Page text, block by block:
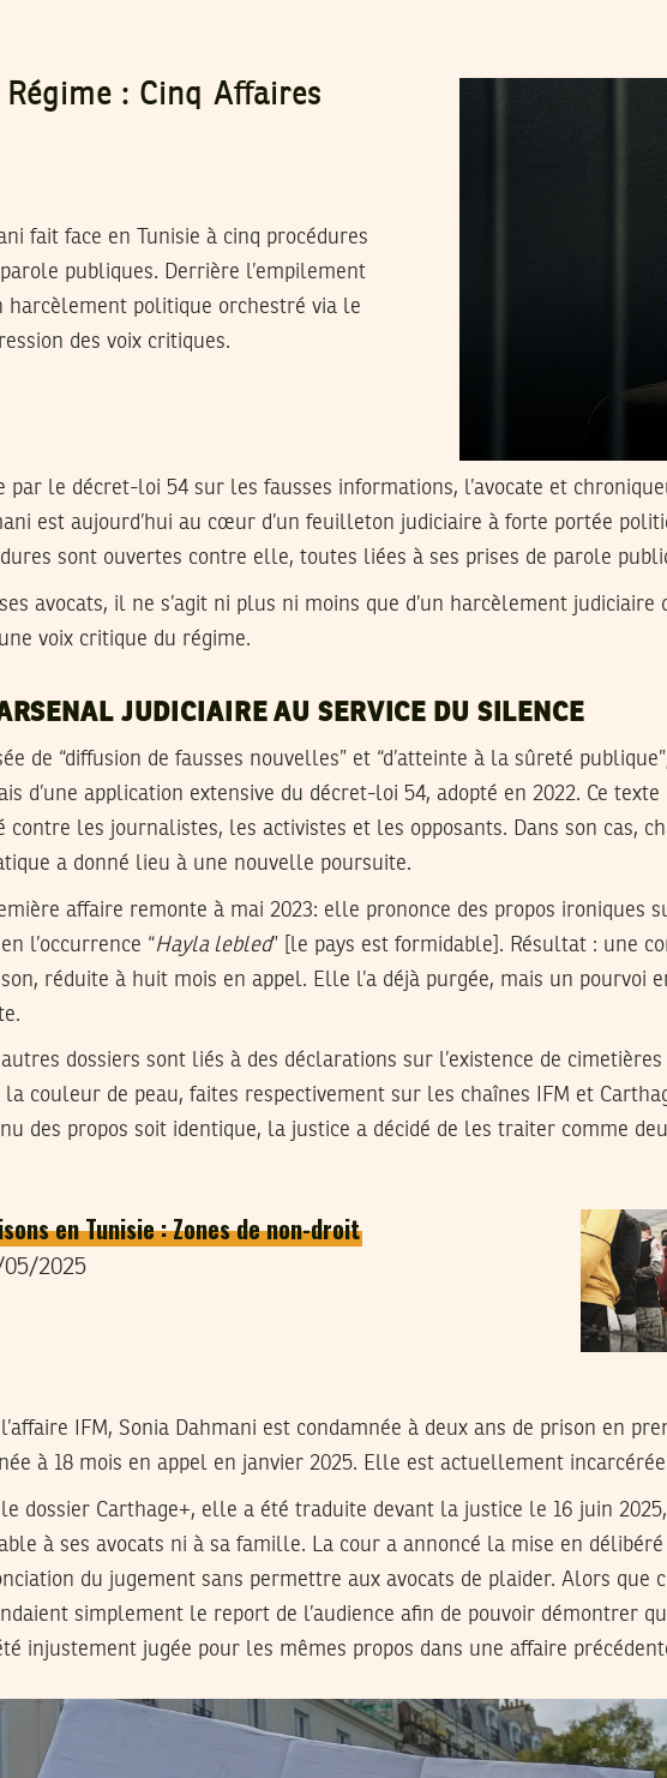
: Cinq Affaires
fait face en Tunisie à cinq procédures
publiques. Derrière l’empilement
harcèlement politique orchestré via le
des voix critiques.
par le décret-loi 54 sur les fausses informations, l’avocate et
est aujourd’hui au cœur d’un feuilleton judiciaire à forte portée
sont ouvertes contre elle, toutes liées à ses prises de parole
avocats, il ne s’agit ni plus ni moins que d’un harcèlement
voix critique du régime.
JUDICIAIRE AU SERVICE DU SILENCE
de “diffusion de fausses nouvelles” et “d’atteinte à la sûreté
d’une application extensive du décret-loi 54, adopté en 2022. Ce
contre les journalistes, les activistes et les opposants. Dans son cas,
a donné lieu à une nouvelle poursuite.
affaire remonte à mai 2023: elle prononce des propos ironiques
l’occurrence “Hayla lebled” [le pays est formidable]. Résultat : une
réduite à huit mois en appel. Elle l’a déjà purgée, mais un pourvoi
autres dossiers sont liés à des déclarations sur l’existence de
la couleur de peau, faites respectivement sur les chaînes IFM et
des propos soit identique, la justice a décidé de les traiter comme
en Tunisie : Zones de non-droit
2025
l’affaire IFM, Sonia Dahmani est condamnée à deux ans de prison en
à 18 mois en appel en janvier 2025. Elle est actuellement
le dossier Carthage+, elle a été traduite devant la justice le 16 juin
à ses avocats ni à sa famille. La cour a annoncé la mise en délibéré
du jugement sans permettre aux avocats de plaider. Alors que
simplement le report de l’audience afin de pouvoir démontrer
injustement jugée pour les mêmes propos dans une affaire